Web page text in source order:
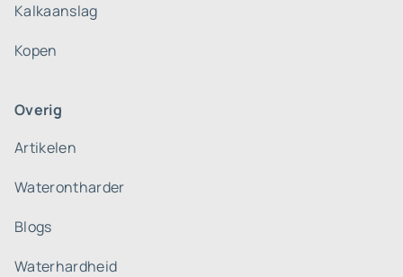
Kalkaanslag
Kopen
Overig
Artikelen
Waterontharder
Blogs
Waterhardheid